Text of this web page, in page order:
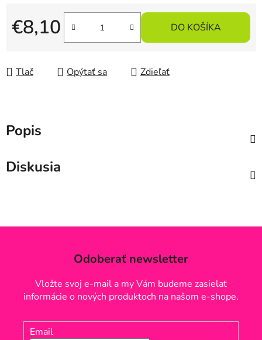
€8,10
Jednotková cena:
DO KOŠÍKA
Tlač Opýtať sa Zdieľať
Popis
Diskusia
Odoberať newsletter
Vložte svoj e-mail a my Vám budeme zasielať
informácie o nových produktoch na našom e-shope.
Email